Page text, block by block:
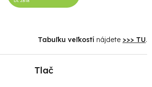
Tabuľku veľkostí nájdete >>> TU.
Tlač